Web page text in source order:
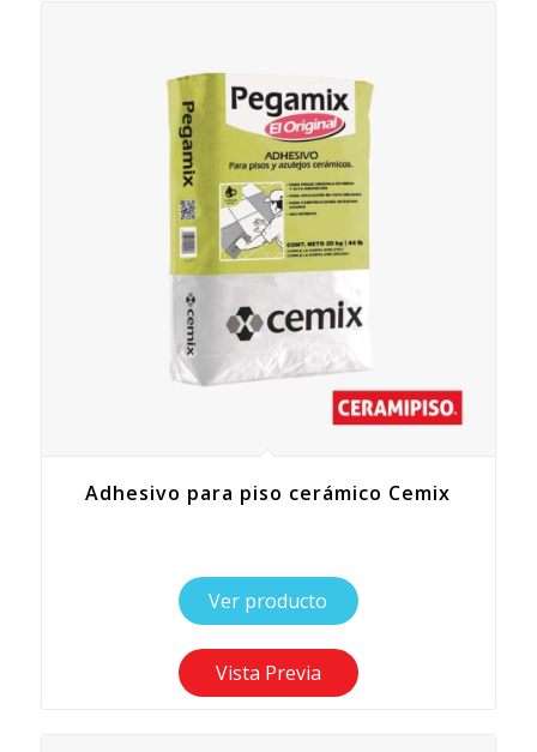
Adhesivo para piso cerámico Cemix
Ver producto
Vista Previa